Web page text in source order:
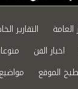
العامة التقارير
اخبار الفن
الموقع